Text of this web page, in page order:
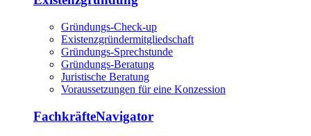
Gründungs-Check-up
Existenzgründermitgliedschaft
Gründungs-Sprechstunde
Gründungs-Beratung
Juristische Beratung
Voraussetzungen für eine Konzession
FachkräfteNavigator